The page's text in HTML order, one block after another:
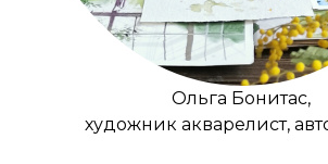
Ольга Бонитас,
художник акварелист,